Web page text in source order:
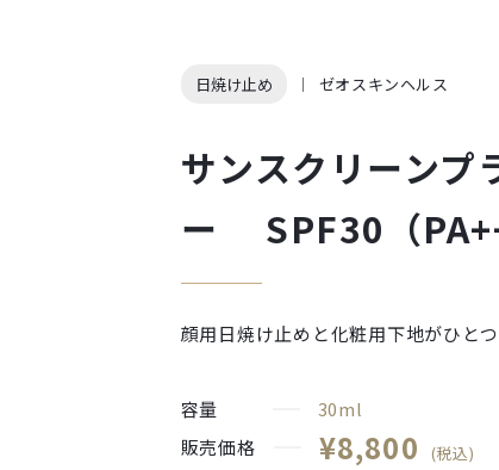
日焼け止め ゼオスキンヘルス
サンスクリーンプ
ー SPF30（
顔用日焼け止めと化粧用下地がひと
容量
30ml
販売価格
¥8,800 (税込)